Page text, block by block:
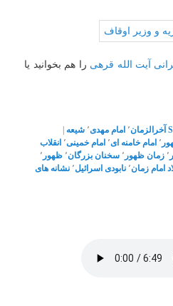
آیت الله قرهی را هم بخوانید یا
آخرالزمان٬ امام مهدی٬ شیعه
٬ امام خامنه ای٬ امام خمینی٬ انقلاب
٬ زمان ظهور ٬ سخنان بزرگان٬ ظهور ٬
امام زمان٬ نابودی اسرائیل٬ نشانه های